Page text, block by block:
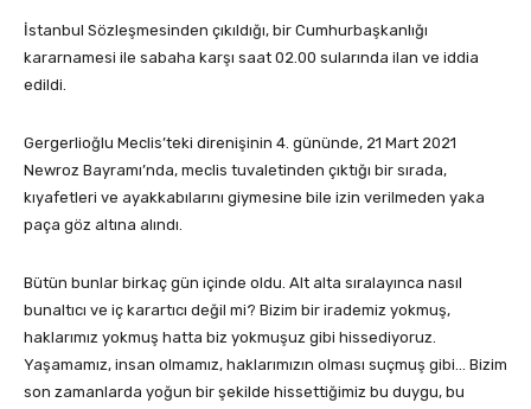
İstanbul Sözleşmesinden çıkıldığı, bir Cumhurbaşkanlığı
kararnamesi ile sabaha karşı saat 02.00 sularında ilan ve iddia
edildi.
Gergerlioğlu Meclis’teki direnişinin 4. gününde, 21 Mart 2021
Newroz Bayramı’nda, meclis tuvaletinden çıktığı bir sırada,
kıyafetleri ve ayakkabılarını giymesine bile izin verilmeden yaka
paça göz altına alındı.
Bütün bunlar birkaç gün içinde oldu. Alt alta sıralayınca nasıl
bunaltıcı ve iç karartıcı değil mi? Bizim bir irademiz yokmuş,
haklarımız yokmuş hatta biz yokmuşuz gibi hissediyoruz.
Yaşamamız, insan olmamız, haklarımızın olması suçmuş gibi… Bizim
son zamanlarda yoğun bir şekilde hissettiğimiz bu duygu, bu